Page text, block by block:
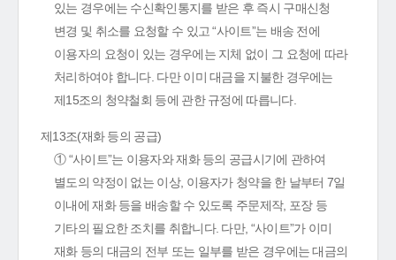
있는 경우에는 수신확인통지를 받은 후 즉시 구매신청
변경 및 취소를 요청할 수 있고 “사이트”는 배송 전에
이용자의 요청이 있는 경우에는 지체 없이 그 요청에 따라
처리하여야 합니다. 다만 이미 대금을 지불한 경우에는
제15조의 청약철회 등에 관한 규정에 따릅니다.
제13조(재화 등의 공급)
① “사이트”는 이용자와 재화 등의 공급시기에 관하여
별도의 약정이 없는 이상, 이용자가 청약을 한 날부터 7일
이내에 재화 등을 배송할 수 있도록 주문제작, 포장 등
기타의 필요한 조치를 취합니다. 다만, “사이트”가 이미
재화 등의 대금의 전부 또는 일부를 받은 경우에는 대금의